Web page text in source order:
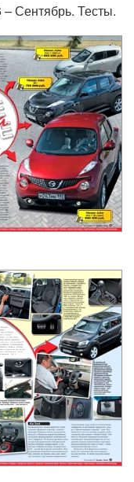
– Сентябрь. Тесты.